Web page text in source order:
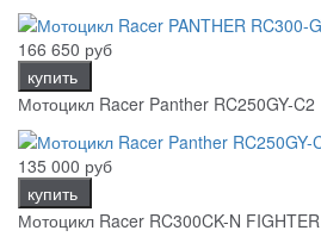
166 650 руб
купить
Мотоцикл Racer Panther RC250GY-C2
135 000 руб
купить
Мотоцикл Racer RC300CK-N FIGHTER